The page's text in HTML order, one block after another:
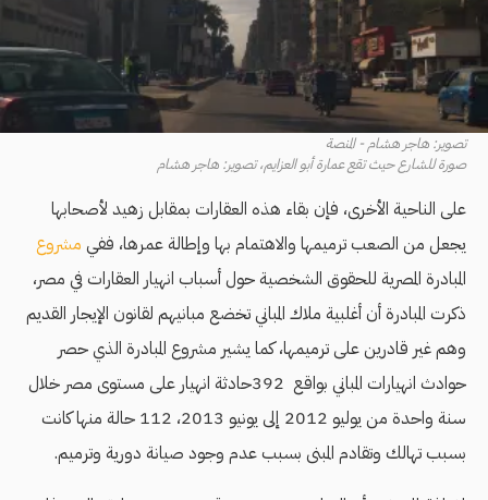
تصوير: هاجر هشام - المنصة
صورة للشارع حيث تقع عمارة أبو العزايم، تصوير: هاجر هشام
على الناحية الأخرى، فإن بقاء هذه العقارات بمقابل زهيد لأصحابها
يجعل من الصعب ترميمها والاهتمام بها وإطالة عمرها، ففي مشروع
المبادرة المصرية للحقوق الشخصية حول أسباب انهيار العقارات في مصر،
ذكرت المبادرة أن أغلبية ملاك المباني تخضع مبانيهم لقانون الإيجار القديم
وهم غير قادرين على ترميمها، كما يشير مشروع المبادرة الذي حصر
حوادث انهيارات المباني بواقع 392حادثة انهيار على مستوى مصر خلال
سنة واحدة من يوليو 2012 إلى يونيو 2013، 112 حالة منها كانت
بسبب تهالك وتقادم المبنى بسبب عدم وجود صيانة دورية وترميم.